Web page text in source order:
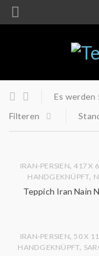
Es werden
Filteren
IRAN-PERSIEN, 417 X
HANDGEKNÜPFT,
Teppich Iran Nain
IRAN-PERSIEN, 50 X
HANDGEKNÜPFT,